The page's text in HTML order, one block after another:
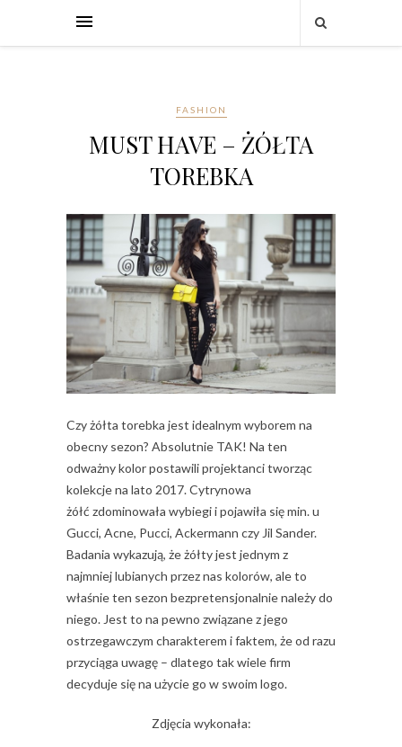
FASHION
MUST HAVE – ŻÓŁTA
TOREBKA
Czy żółta torebka jest idealnym wyborem na
obecny sezon? Absolutnie TAK! Na ten
odważny kolor postawili projektanci tworząc
kolekcje na lato 2017. Cytrynowa
żółć zdominowała wybiegi i pojawiła się min. u
Gucci, Acne, Pucci, Ackermann czy Jil Sander.
Badania wykazują, że żółty jest jednym z
najmniej lubianych przez nas kolorów, ale to
właśnie ten sezon bezpretensjonalnie należy do
niego. Jest to na pewno związane z jego
ostrzegawczym charakterem i faktem, że od razu
przyciąga uwagę – dlatego tak wiele firm
decyduje się na użycie go w swoim logo.
Zdjęcia wykonała: